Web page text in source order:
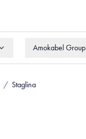
Amokabel Group
/ Staglina